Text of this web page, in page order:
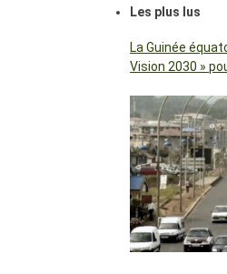
Les plus lus
La Guinée
Vision 2030 »